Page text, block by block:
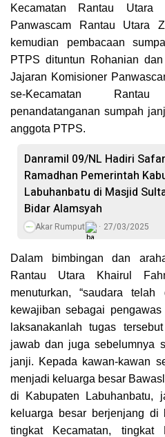
Kecamatan Rantau Utara
Panwascam Rantau Utara
kemudian pembacaan
PTPS dituntun Rohanian
Jajaran Komisioner
se-Kecamatan
penandatanganan sumpah
anggota PTPS.
Danramil 09/NL Hadiri
Ramadhan Pemerintah
Labuhanbatu di Masjid
Bidar Alamsyah
Akar Rumput 27/03/2025
Dalam bimbingan dan
Rantau Utara Khairul
menuturkan, “saudara
kewajiban sebagai
laksanakanlah tugas
jawab dan juga sebelumnya
janji. Kepada kawan-kawan
menjadi keluarga besar
di Kabupaten Labuhanbatu,
keluarga besar berjenjang
tingkat Kecamatan, tingkat